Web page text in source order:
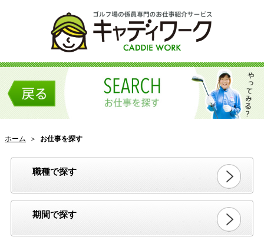
ホーム ＞ お仕事を探す
職種で探す
期間で探す